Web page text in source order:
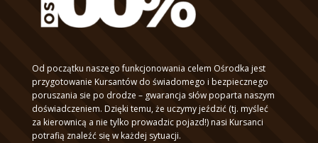
Od początku naszego funkcjonowania celem Ośrodka jest
przygotowanie Kursantów do świadomego i bezpiecznego
poruszania sie po drodze – gwarancja słów poparta naszym
doświadczeniem. Dzięki temu, że uczymy jeździć (tj. myśleć
za kierownicą a nie tylko prowadzic pojazd!) nasi Kursanci
potrafią znaleźć się w każdej sytuacji.